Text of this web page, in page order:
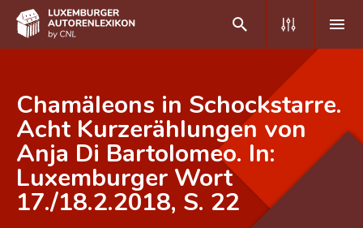
DE FR
Home
Autor(inn)en A-Z
Erweiterte Suche
Chamäleons in Schockstarre.
Acht Kurzerählungen von
Anja Di Bartolomeo. In:
Luxemburger Wort
17./18.2.2018, S. 22